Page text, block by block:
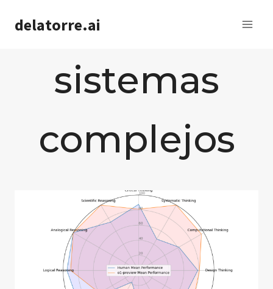
delatorre.ai
sistemas
complejos